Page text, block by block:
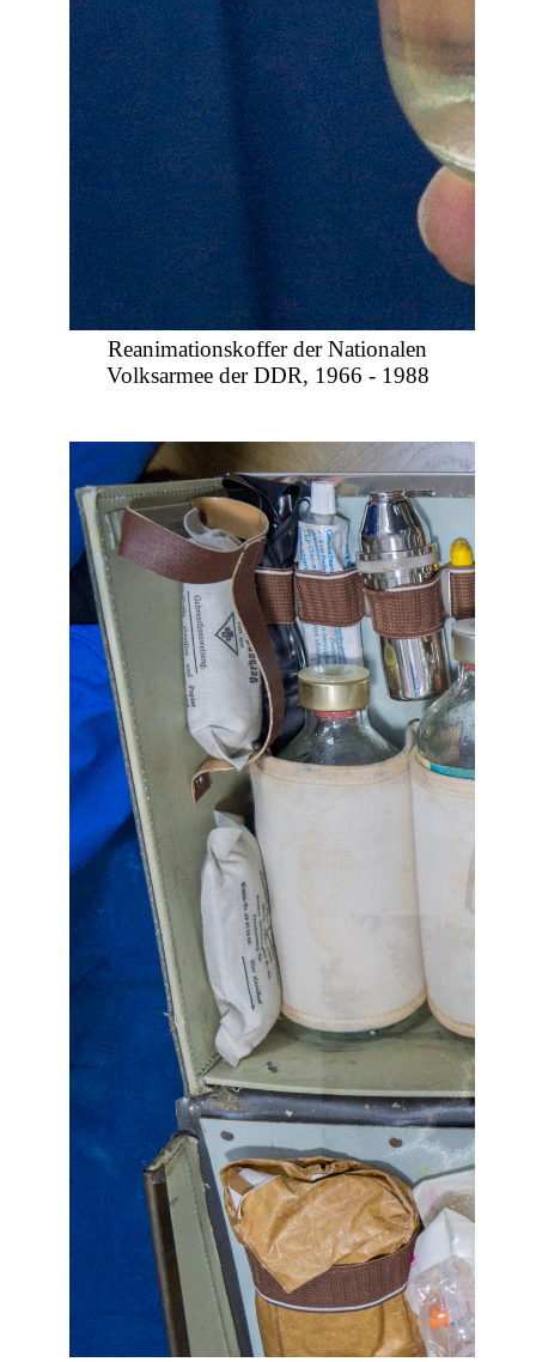
Reanimationskoffer der Nationalen
Volksarmee der DDR, 1966 - 1988